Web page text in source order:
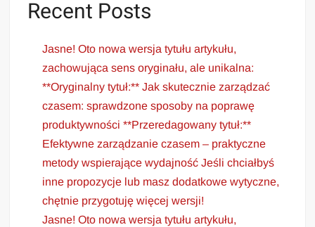
Recent Posts
Jasne! Oto nowa wersja tytułu artykułu,
zachowująca sens oryginału, ale unikalna:
**Oryginalny tytuł:** Jak skutecznie zarządzać
czasem: sprawdzone sposoby na poprawę
produktywności **Przeredagowany tytuł:**
Efektywne zarządzanie czasem – praktyczne
metody wspierające wydajność Jeśli chciałbyś
inne propozycje lub masz dodatkowe wytyczne,
chętnie przygotuję więcej wersji!
Jasne! Oto nowa wersja tytułu artykułu,